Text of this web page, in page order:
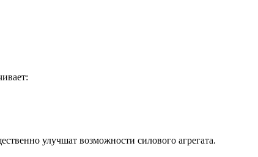
улучшат возможности силового агрегата.